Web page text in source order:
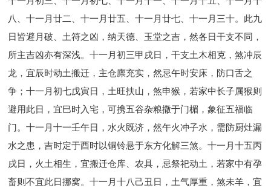
八、十一月廿二、十一月廿五、十一月廿七、十一月三十。此九
日皆避月破、土符之凶，纳天德、玉堂之吉，然各日干支不同，
所主吉凶亦有深浅。十一月初三甲戌日，干支土木相克，煞冲辰
龙，宜辰时动土搬迁，主仓廪充实，然忌午时安床，防口舌之
争；十一月初七戊寅日，土旺扶山，煞申猴，若家中长子属猴则
避用此日，宜巳时入宅，可携五谷杂粮撒于门楣，象征五福临
门。十一月十一壬午日，水火既济，然午火冲子水，需防厨灶漏
水之患，吉时定于酉时以铜铃悬于东方化解三煞。十一月十五丙
戌日，火土相生，宜搬迁仓库、农具，忌祭祀动土，若家中有孕
畜则不宜此日挪窝。十一月十八己丑日，土气厚重，煞未羊，宜